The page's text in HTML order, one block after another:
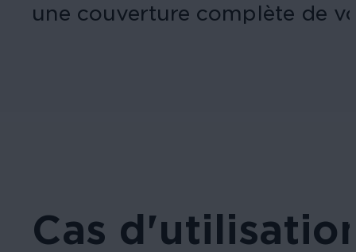
une couverture complète de
Cas